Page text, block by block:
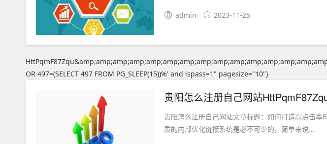
admin 2023-11-25
OR 497=(SELECT 497 FROM PG_SLEEP(15))%' and ispass=1" pagesize="10"}
贵阳怎么注册自己网站文章标题：如何打造高点击率
质的内部优化链接系统是必不可少的，简单来说…